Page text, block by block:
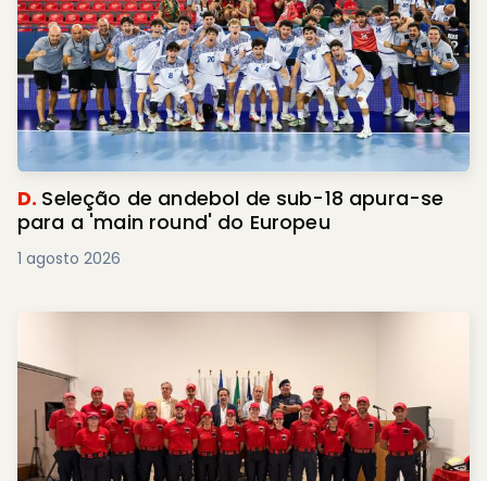
D. Seleção de andebol de sub-18 apura-se
para a 'main round' do Europeu
1 agosto 2026